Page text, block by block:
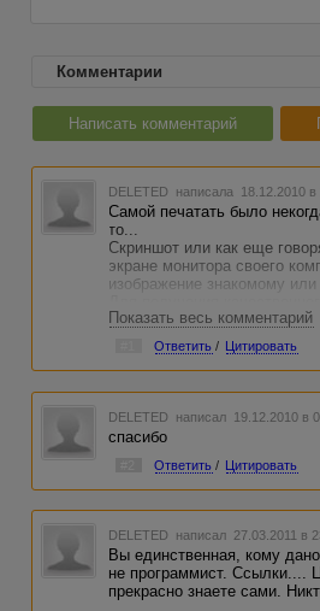
Комментарии
Написать комментарий
DELETED написала 18.12.2010 в
Самой печатать было
то...
Скриншот или как еще
экране монитора своего
изображение знакомому
Метод первый Просто
Находится кнопка в
надпись Print Screen SysRq.
должен быть открыт
кнопки происходит
все, что вы видите на
хотите получить скрин
одновременно) "Alt-PrScr".
буфера чудесным образом
снимок - при создании
вашего компьютера, в
Показать весь комментарий
Ответить / Цитировать
DELETED написал 19.12.2010 в
спасибо
Ответить / Цитировать
DELETED написал 27.03.2011 в
Вы единственная, кому
не программист. Ссылки....
прекрасно знаете сами.